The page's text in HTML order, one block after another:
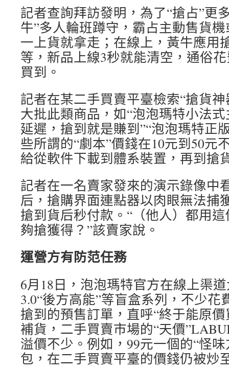
記者查詢拜訪發明，為了“搶占”更
牛”多人輪班蹲守，霸占主動售貨
一上貨就拿走；在線上，黃牛應用
等，新品上線3秒就能清空，通俗
買到。
記者在某二手買賣平臺檢索“搶貨
大批此類商品，如“泡泡瑪特小法
延遲，搶到就是賺到”“泡泡瑪特正
些所謂的“劇本”價錢在10元到50元
給從軟件下載到體系裝置，再到搶
記者在一名賣家發來的演示錄像中
后，搶購界面連點器以肉眼無法捕
搶到貨后秒付款。“（他人）都用
夠搶獲得？”該賣家說。
運營方有防范任務
6月18日，泡泡瑪特官方在線上渠
3.0“後方高能”等盲盒系列，不少花
搶到的預售訂單，直呼“終于能原
補貨，二手買賣市場的“天價
溢價不少。例如，99元一個的“怪
包，在二手買賣平臺的價錢仍被炒